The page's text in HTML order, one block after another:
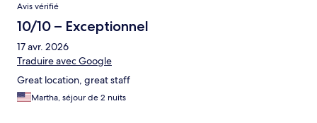
Avis vérifié
10/10 – Exceptionnel
17 avr. 2026
Traduire avec Google
Great location, great staff
Martha, séjour de 2 nuits